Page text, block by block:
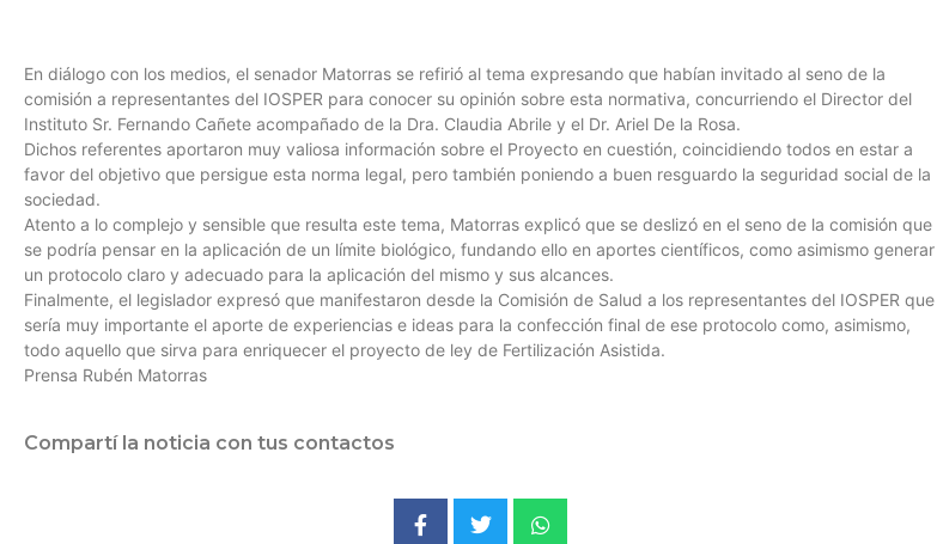
En diálogo con los medios, el senador Matorras se refirió al tema expresando que habían invitado al seno de la
comisión a representantes del IOSPER para conocer su opinión sobre esta normativa, concurriendo el Director del
Instituto Sr. Fernando Cañete acompañado de la Dra. Claudia Abrile y el Dr. Ariel De la Rosa.
Dichos referentes aportaron muy valiosa información sobre el Proyecto en cuestión, coincidiendo todos en estar a
favor del objetivo que persigue esta norma legal, pero también poniendo a buen resguardo la seguridad social de la
sociedad.
Atento a lo complejo y sensible que resulta este tema, Matorras explicó que se deslizó en el seno de la comisión que
se podría pensar en la aplicación de un límite biológico, fundando ello en aportes científicos, como asimismo generar
un protocolo claro y adecuado para la aplicación del mismo y sus alcances.
Finalmente, el legislador expresó que manifestaron desde la Comisión de Salud a los representantes del IOSPER que
sería muy importante el aporte de experiencias e ideas para la confección final de ese protocolo como, asimismo,
todo aquello que sirva para enriquecer el proyecto de ley de Fertilización Asistida.
Prensa Rubén Matorras
Compartí la noticia con tus contactos